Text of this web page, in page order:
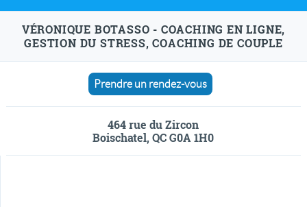
VÉRONIQUE BOTASSO - COACHING EN LIGNE,
GESTION DU STRESS, COACHING DE COUPLE
Prendre un rendez-vous
464 rue du Zircon
Boischatel, QC G0A 1H0